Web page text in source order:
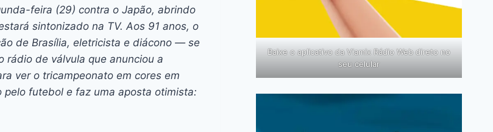
feira (29) contra o Japão, abrindo
sintonizado na TV. Aos 91 anos, o
de Brasília, eletricista e diácono — se
rádio de válvula que anunciou a
ver o tricampeonato em cores em
pelo futebol e faz uma aposta otimista:
Baixe o aplicativo da Viamix Rádio Web direto no
seu celular